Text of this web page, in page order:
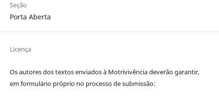
Seção
Porta Aberta
Licença
Os autores dos textos enviados à Motrivivência deverão garantir,
em formulário próprio no processo de submissão: